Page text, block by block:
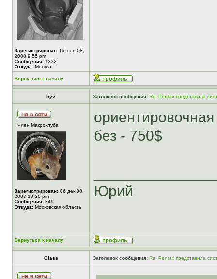
Зарегистрирован: Пн сен 08,
2008 9:55 pm
Сообщения: 1332
Откуда: Москва
Вернуться к началу
byv Заголовок сообщения: Re: Pentax представила
Член Макроклуба
Зарегистрирован: Сб дек 08,
2007 10:30 pm
Сообщения: 249
Откуда: Московская область
без - 750$
Юрий
Вернуться к началу
Glass Заголовок сообщения: Re: Pentax представила